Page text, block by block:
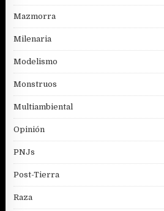
Mazmorra
Milenaria
Modelismo
Monstruos
Multiambiental
Opinión
PNJs
Post-Tierra
Raza